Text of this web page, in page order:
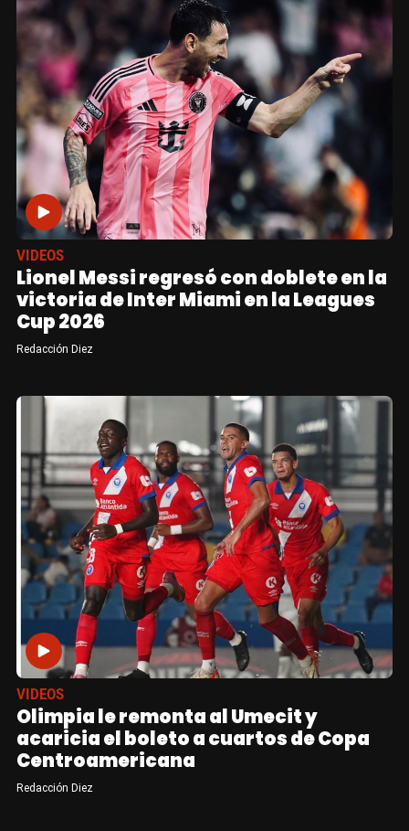
VIDEOS
Lionel Messi regresó con doblete en la
victoria de Inter Miami en la Leagues
Cup 2026
Redacción Diez
VIDEOS
Olimpia le remonta al Umecit y
acaricia el boleto a cuartos de Copa
Centroamericana
Redacción Diez